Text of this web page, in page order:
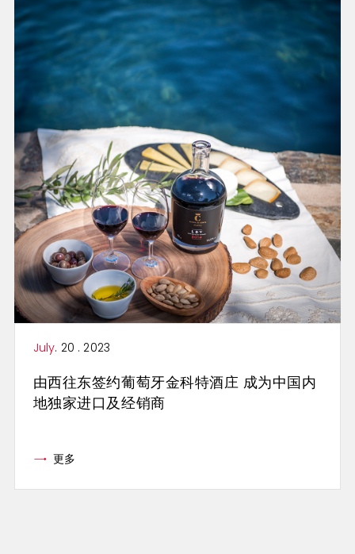
July. 20 . 2023
由西往东签约葡萄牙金科特酒庄 成为中国内
地独家进口及经销商
更多